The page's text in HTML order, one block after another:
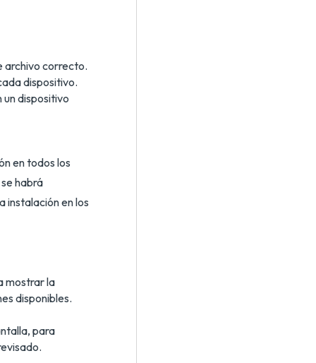
archivo correcto.
dispositivo.
un dispositivo
en todos los
habrá
instalación en los
mostrar la
disponibles.
para